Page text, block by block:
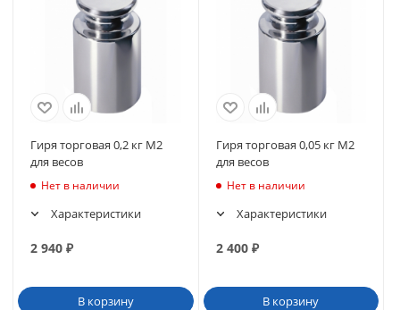
Гиря торговая 0,2 кг M2
для весов
Нет в наличии
Характеристики
2 940 ₽
В корзину
Гиря торговая 0,05 кг M2
для весов
Нет в наличии
Характеристики
2 400₽
В корзину